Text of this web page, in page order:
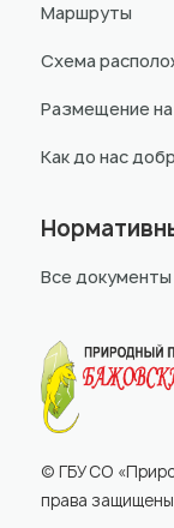
© ГБУ СО
права
Маршруты
Схема
Размещение
Как до нас
Все документы